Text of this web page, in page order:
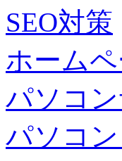
SEO対策
ホーム
パソコ
パソコ